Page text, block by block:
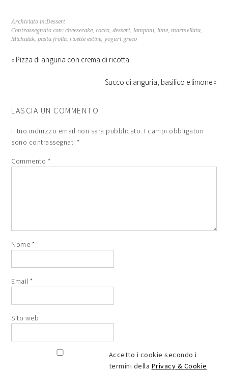
Archiviato in:Dessert
Contrassegnato con:cheesecake ,cocco ,dessert lamponi lime marmellata
Michalak, pasta frolla ricette estive ,yogurt greco
« Pizza di anguria con crema di ricotta
Succo di anguria, basilico e limone »
LASCIA UN COMMENTO
Il tuo indirizzo email non sarà pubblicato. I campi obbligatori
sono contrassegnati*
Commento *
Nome *
Email*
Sito web
Accetto i cookie secondo i
termini della Privacy & Cookie